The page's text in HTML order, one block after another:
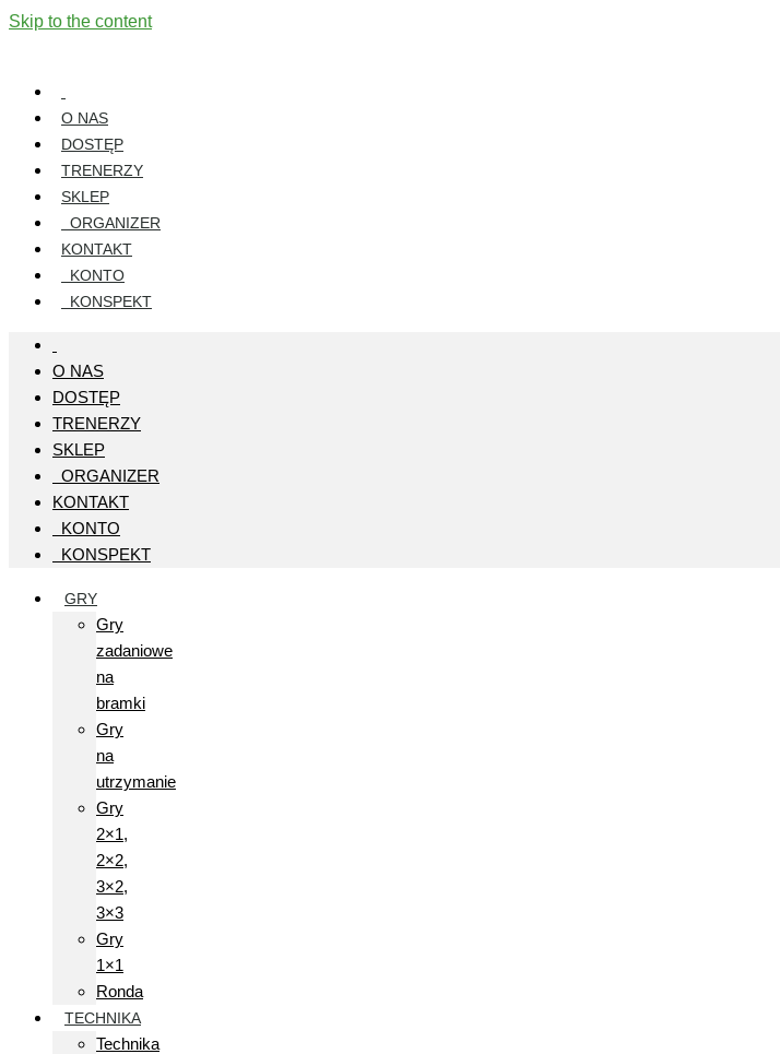
Skip to the content
O NAS
DOSTĘP
TRENERZY
SKLEP
ORGANIZER
KONTAKT
KONTO
KONSPEKT
O NAS
DOSTĘP
TRENERZY
SKLEP
ORGANIZER
KONTAKT
KONTO
KONSPEKT
GRY
Gry
zadaniowe
na
bramki
Gry
na
utrzymanie
Gry
2×1,
2×2,
3×2,
3×3
Gry
1×1
Ronda
TECHNIKA
Technika